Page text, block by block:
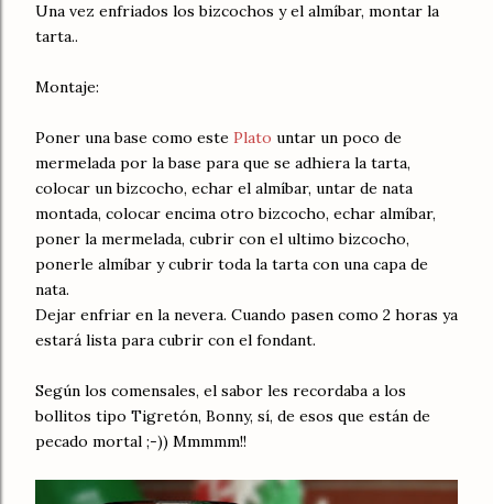
Una vez enfriados los bizcochos y el almíbar, montar la
tarta..
Montaje:
Poner una base como este Plato untar un poco de
mermelada por la base para que se adhiera la tarta,
colocar un bizcocho, echar el almíbar, untar de nata
montada, colocar encima otro bizcocho, echar almíbar,
poner la mermelada, cubrir con el ultimo bizcocho,
ponerle almíbar y cubrir toda la tarta con una capa de
nata.
Dejar enfriar en la nevera. Cuando pasen como 2 horas ya
estará lista para cubrir con el fondant.
Según los comensales, el sabor les recordaba a los
bollitos tipo Tigretón, Bonny, sí, de esos que están de
pecado mortal ;-)) Mmmmm!!